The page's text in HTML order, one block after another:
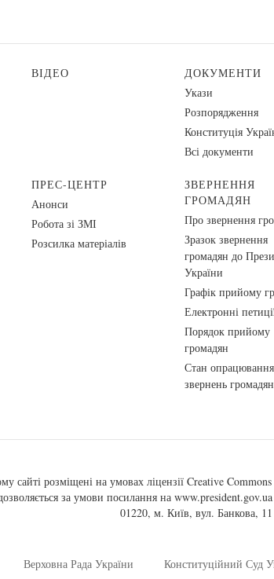
ВІДЕО
ДОКУМЕНТИ
Укази
Розпорядження
Конституція
Всі документи
ПРЕС-ЦЕНТР
Анонси
Робота зі ЗМІ
Розсилка матеріалів
ЗВЕРНЕННЯ
ГРОМАДЯН
Про звернення
Зразок звернення
громадян до
України
Графік прийому
Електронні
Порядок прийому
громадян
Стан опрацювання
звернень громадян
сайті розміщені на умовах ліцензії Creative
за умови посилання на www.president.gov.ua
01220, м. Київ, вул. Банкова, 11
Верховна Рада України Конституційний Суд